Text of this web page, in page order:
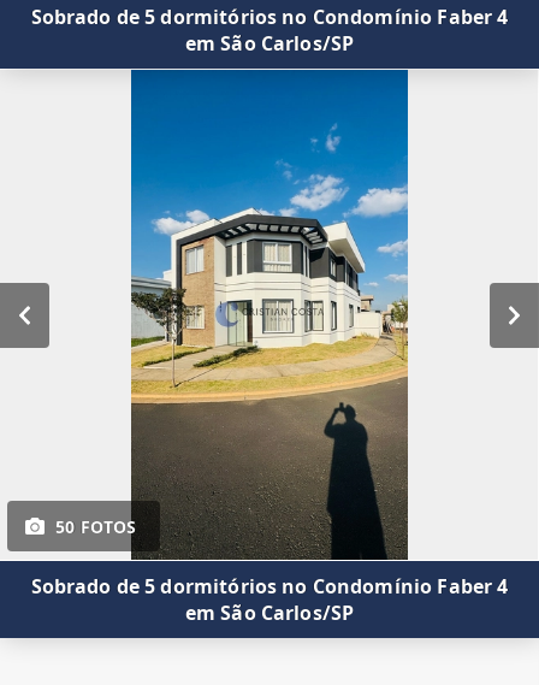
Sobrado de 5 dormitórios no Condomínio Faber 4
em São Carlos/SP
50 FOTOS
Sobrado de 5 dormitórios no Condomínio Faber 4
em São Carlos/SP